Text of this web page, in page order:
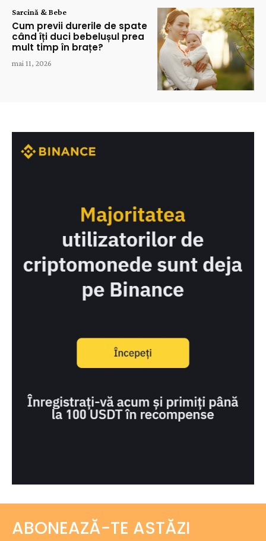
Sarcină & Bebe
Cum previi durerile de spate
când îți duci bebelușul prea
mult timp în brațe?
mai 11, 2026
ABONEAZĂ-TE ASTĂZI